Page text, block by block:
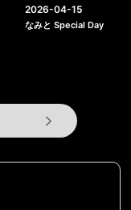
2026-04-15
なみと Special Day